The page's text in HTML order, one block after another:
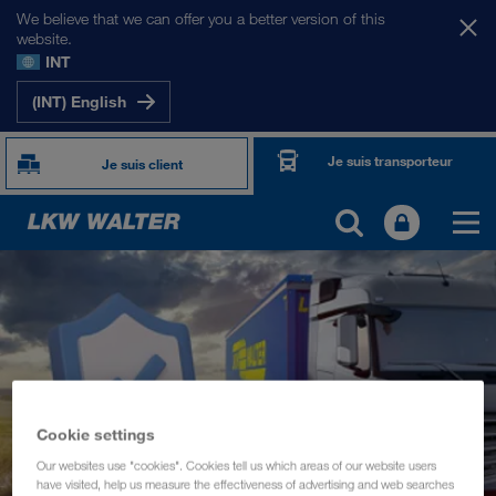
We believe that we can offer you a better version of this
website.
INT
(INT) English
Je suis client Je suis transporteur
TOGETHER WE DRIVE
WE LOAD
Cookie settings
Our websites use "cookies". Cookies tell us which areas of our website users
have visited, help us measure the effectiveness of advertising and web searches